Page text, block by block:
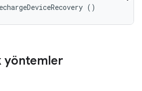
()
yöntemler